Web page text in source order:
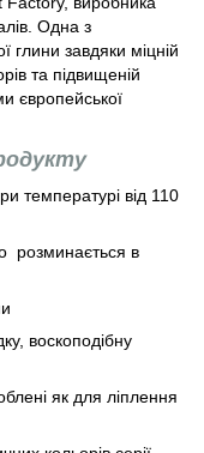
Одна з
глини завдяки міцній
та підвищеній
європейської
температурі від 110
розминається в
воскоподібну
як для ліплення